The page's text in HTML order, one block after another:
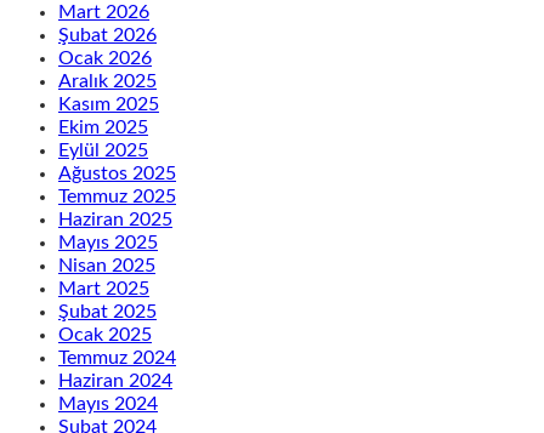
Mart 2026
Şubat 2026
Ocak 2026
Aralık 2025
Kasım 2025
Ekim 2025
Eylül 2025
Ağustos 2025
Temmuz 2025
Haziran 2025
Mayıs 2025
Nisan 2025
Mart 2025
Şubat 2025
Ocak 2025
Temmuz 2024
Haziran 2024
Mayıs 2024
Şubat 2024